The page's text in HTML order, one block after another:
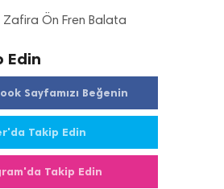
Zafira Ön Fren Balata
Edin
Sayfamızı Beğenin
Takip Edin
Takip Edin